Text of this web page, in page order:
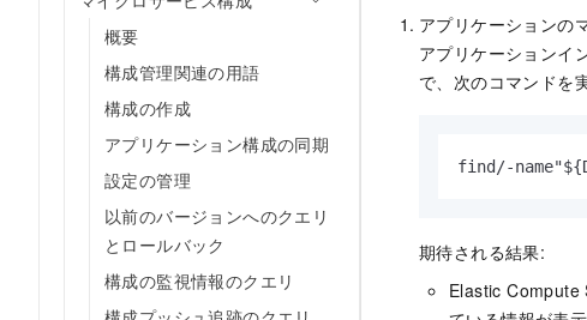
概要
構成管理関連の用語
構成の作成
アプリケーション構成の同期
設定の管理
以前のバージョンへのクエリ
とロールバック
構成の監視情報のクエリ
アプリケーションの
アプリケーションイ
で、次のコマンドを
find/-
期待される結果:
Elastic Compute